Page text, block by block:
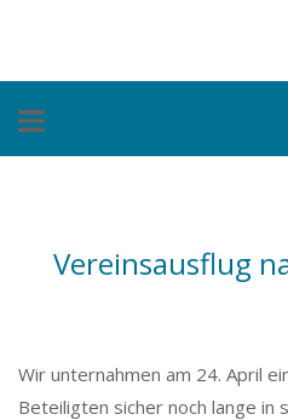
content
Vereinsausflug
Wir unternahmen am 24. April
Beteiligten sicher noch lange in